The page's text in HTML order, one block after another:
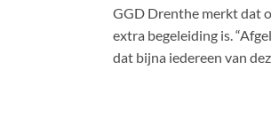
GGD Drenthe merkt dat
extra begeleiding is.
dat bijna iedereen van